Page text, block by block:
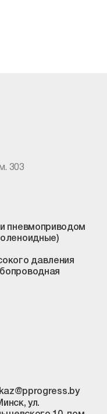
303
пневмоприводом
давления
ул.